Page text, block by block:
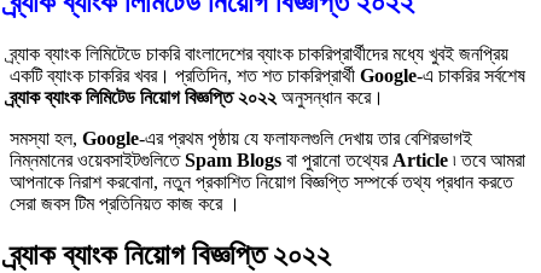
ব্র্যাক ব্যাংক লিমিটেডে চাকরি বাংলাদেশের ব্যাংক চাকরিপ্রার্থীদের মধ্যে খুবই জনপ্রিয়
একটি ব্যাংক চাকরির খবর। প্রতিদিন, শত শত চাকরিপ্রার্থী Google-এ চাকরির সর্বশেষ
ব্র্যাক ব্যাংক লিমিটেড নিয়োগ বিজ্ঞপ্তি ২০২২ অনুসন্ধান করে।
সমস্যা হল, Google-এর প্রথম পৃষ্ঠায় যে ফলাফলগুলি দেখায় তার বেশিরভাগই
নিম্নমানের ওয়েবসাইটগুলিতেSpam Blogs বা পুরানো তথ্যের Article ৷ তবে আমরা
আপনাকে নিরাশ করবোনা, নতুন প্রকাশিত নিয়োগ বিজ্ঞপ্তি সম্পর্কে তথ্য প্রধান করতে
সেরা জবস টিম প্রতিনিয়ত কাজ করে ।
ব্র্যাক ব্যাংক নিয়োগ বিজ্ঞপ্তি ২০২২